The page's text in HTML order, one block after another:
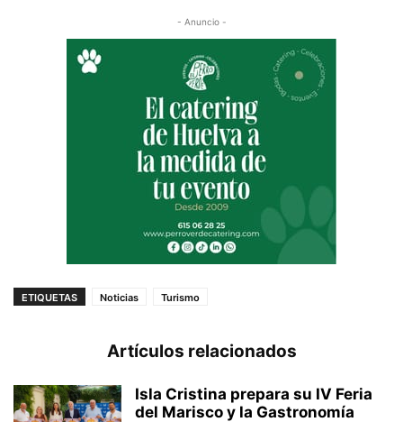
- Anuncio -
ETIQUETAS Noticias Turismo
Artículos relacionados
Isla Cristina prepara su IV Feria
del Marisco y la Gastronomía